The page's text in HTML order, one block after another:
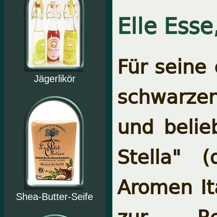
Jägerlikör
Shea-Butter-Seife
Elle
Für
und
Stella"
Aromen